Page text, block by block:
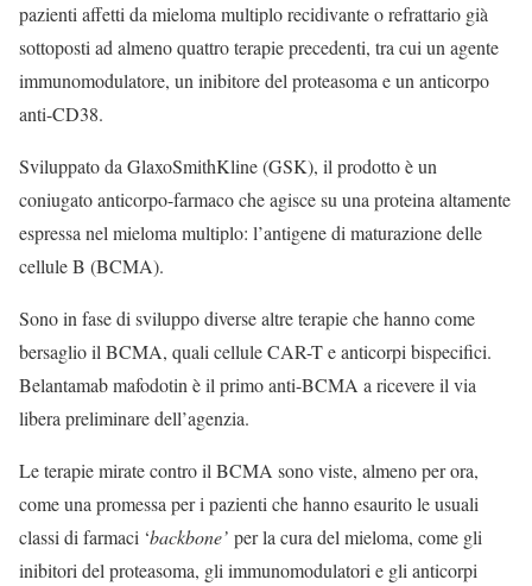
pazienti affetti da mieloma multiplo recidivante o refrattario già
sottoposti ad almeno quattro terapie precedenti, tra cui un agente
immunomodulatore, un inibitore del proteasoma e un anticorpo
anti-CD38.
Sviluppato da GlaxoSmithKline (GSK), il prodotto è un
coniugato anticorpo-farmaco che agisce su una proteina altamente
espressa nel mieloma multiplo: l’antigene di maturazione delle
cellule B (BCMA).
Sono in fase di sviluppo diverse altre terapie che hanno come
bersaglio il BCMA, quali cellule CAR-T e anticorpi bispecifici.
Belantamab mafodotin è il primo anti-BCMA a ricevere il via
libera preliminare dell’agenzia.
Le terapie mirate contro il BCMA sono viste, almeno per ora,
come una promessa per i pazienti che hanno esaurito le usuali
classi di farmaci ‘backbone’ per la cura del mieloma, come gli
inibitori del proteasoma, gli immunomodulatori e gli anticorpi